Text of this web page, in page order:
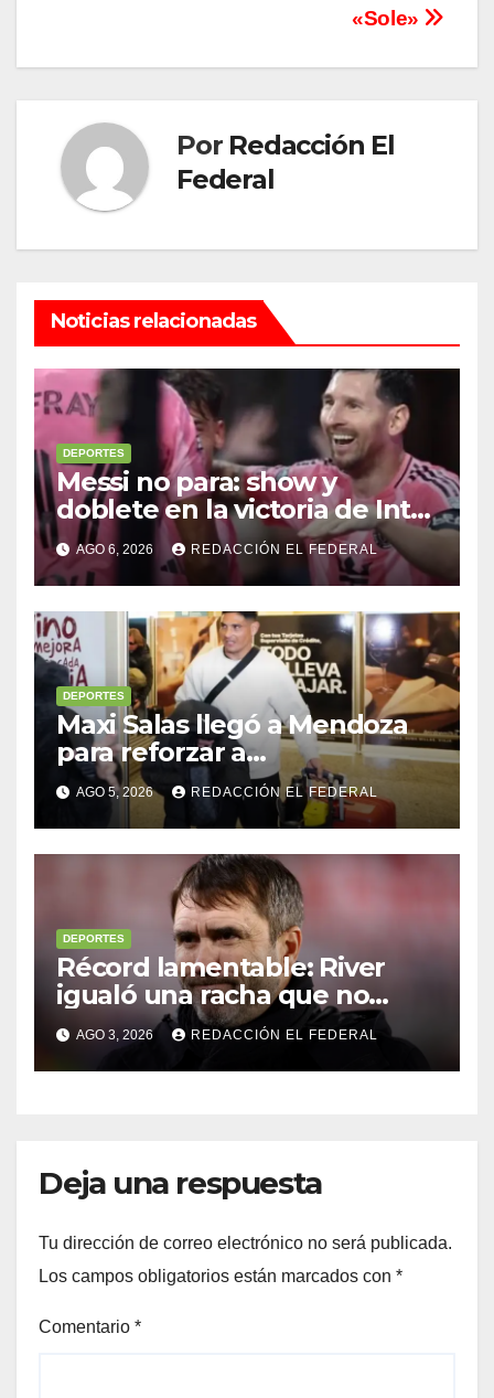
«Sole»
Por Redacción El
Federal
Noticias relacionadas
DEPORTES
Messi no para: show y
doblete en la victoria de Inter
Miami
AGO 6, 2026 REDACCIÓN EL FEDERAL
DEPORTES
Maxi Salas llegó a Mendoza
para reforzar a
Independiente Rivadavia
AGO 5, 2026 REDACCIÓN EL FEDERAL
DEPORTES
Récord lamentable: River
igualó una racha que no
sufría desde 1911: ¿Coudet
debe irse?
AGO 3, 2026 REDACCIÓN EL FEDERAL
Deja una respuesta
Tu dirección de correo electrónico no será publicada.
Los campos obligatorios están marcados con *
Comentario *